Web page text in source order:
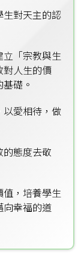
生對天主的認
「宗教與生
對人生的價
礎。
以愛相待，做
的態度去敬
值，培養學生
向幸福的道